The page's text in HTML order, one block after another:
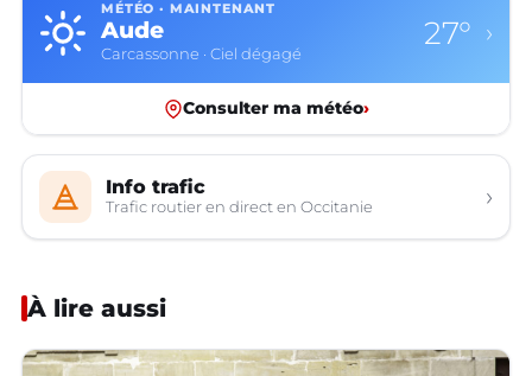
MÉTÉO · MAINTENANT
Aude
Carcassonne · Ciel dégagé
27° ›
Consulter ma météo›
Info trafic
Trafic routier en direct en Occitanie ›
À lire aussi